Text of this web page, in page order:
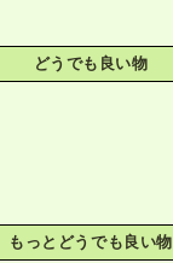
どうでも良い物
もっとどうでも良い物